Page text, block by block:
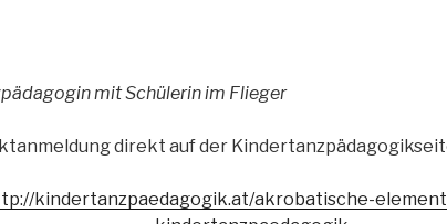
mit Schülerin im Flieger
direkt auf der
kindertanzpaedagogik.at/akrobatische-